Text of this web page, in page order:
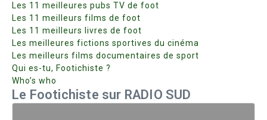
Les 11 meilleures pubs TV de foot
Les 11 meilleurs films de foot
Les 11 meilleurs livres de foot
Les meilleures fictions sportives du cinéma
Les meilleurs films documentaires de sport
Qui es-tu, Footichiste ?
Who’s who
Le Footichiste sur RADIO SUD